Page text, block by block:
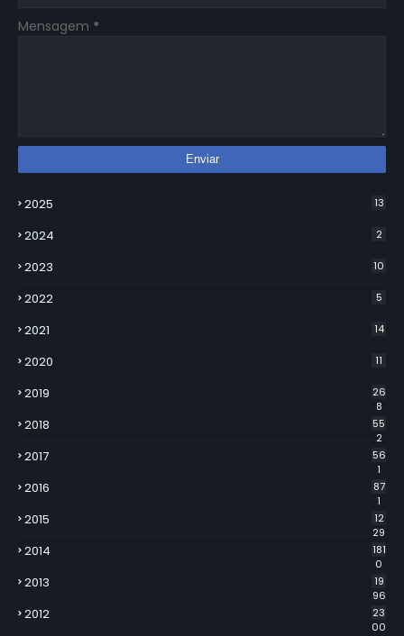
Mensagem *
2025 13
2024 2
2023 10
2022 5
2021 14
2020 11
2019
26
8
2018
55
2
2017
56
1
2016
87
1
2015
12
29
2014
181
0
2013
19
96
2012
23
00